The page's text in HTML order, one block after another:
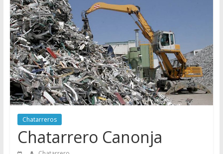
Precio
de
Chatarra
Directorio
de
Chatarreros
para
vender
Chatarreros
Chatarrero Canonja